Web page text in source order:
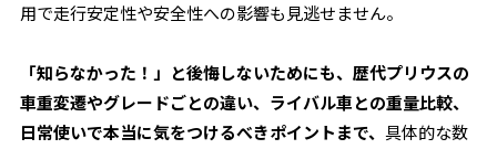
用で走行安定性や安全性への影響も見逃せません。
「知らなかった！」と後悔しないためにも、歴代プリウスの
車重変遷やグレードごとの違い、ライバル車との重量比較、
日常使いで本当に気をつけるべきポイントまで、具体的な数